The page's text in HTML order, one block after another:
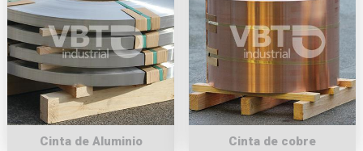
Cinta de Aluminio Cinta de cobre